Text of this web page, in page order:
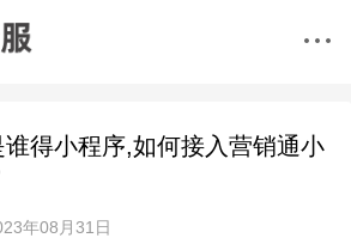
得小程序,如何接入营销通小
年08月31日